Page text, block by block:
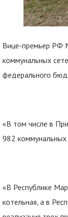
Вице-премьер РФ
коммунальных
федерального
«В том числе в
982 коммунальных
«В Республике
котельная, а в